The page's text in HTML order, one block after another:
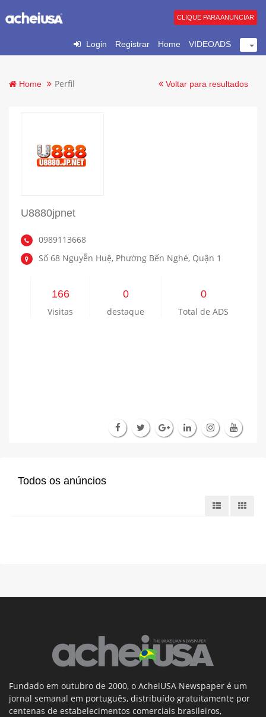
Login Registrar Home VIDEOADS
CLIQUE PARA ANUNCIAR
Home Perfil Voltar para resultados
U8880jpnet
0989113668
Số 68 Nguyễn Huệ, Phường Bến Nghé, Quận 1
166
Visitas
0
destaque
0
Total de ADS
Todos os anúncios
Fundado em outubro de 2000, o AcheiUSA Newspaper é um
jornal semanal em português, distribuído gratuitamente por
centenas de estabelecimentos comerciais brasileiros,